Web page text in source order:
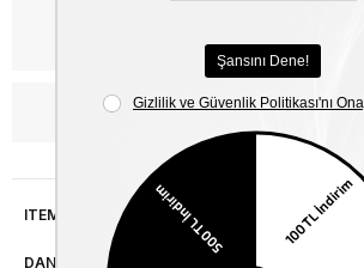
WhatsApp’tan Bilgi Al
ITEM FEATURES
DANIŞMA HATTI